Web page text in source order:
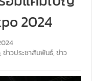
2024
,ข่าวประชาสัมพันธ์,ข่าว